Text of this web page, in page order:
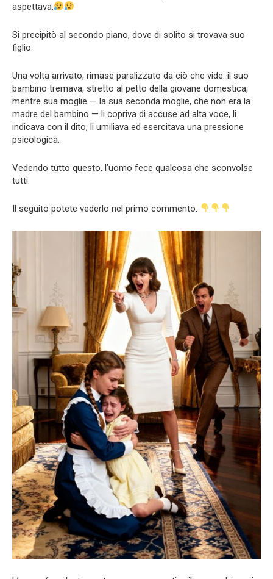
aspettava.
Si precipitò al secondo piano, dove di solito si trovava suo
figlio.
Una volta arrivato, rimase paralizzato da ciò che vide: il suo
bambino tremava, stretto al petto della giovane domestica,
mentre sua moglie — la sua seconda moglie, che non era la
madre del bambino — li copriva di accuse ad alta voce, li
indicava con il dito, li umiliava ed esercitava una pressione
psicologica.
Vedendo tutto questo, l’uomo fece qualcosa che sconvolse
tutti.
Il seguito potete vederlo nel primo commento.